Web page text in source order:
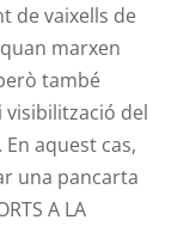
de vaixells de
marxen
també
del
aquest cas,
una pancarta
A LA